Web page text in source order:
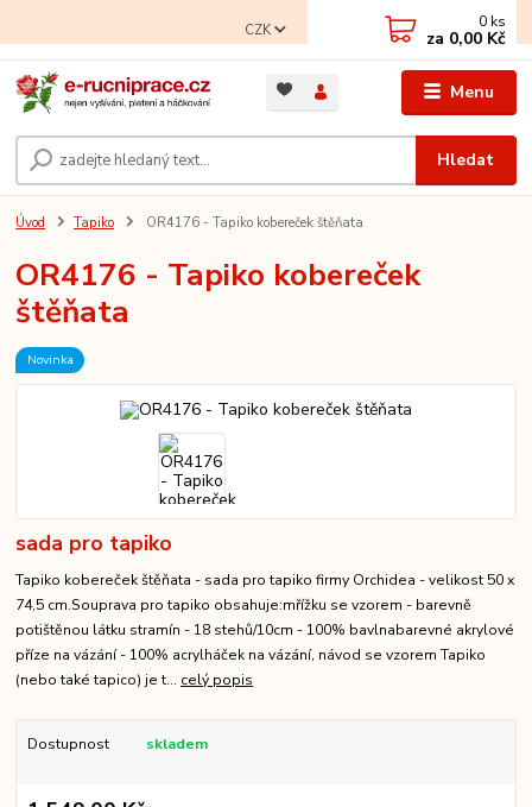
Menu
CZK
Hledat
0 ks
za 0,00 Kč
Úvod Tapiko OR4176 - Tapiko kobereček štěňata
OR4176 - Tapiko kobereček
štěňata
Novinka
sada pro tapiko
Tapiko kobereček štěňata - sada pro tapiko firmy Orchidea - velikost 50 x
74,5 cm.Souprava pro tapiko obsahuje:mřížku se vzorem - barevně
potištěnou látku stramín - 18 stehů/10cm - 100% bavlnabarevné akrylové
příze na vázání - 100% acrylháček na vázání, návod se vzorem Tapiko
(nebo také tapico) je t... celý popis
Dostupnost skladem